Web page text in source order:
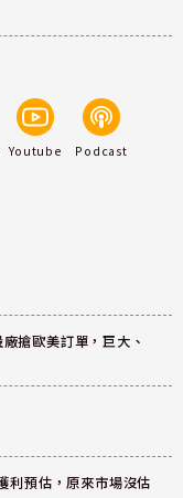
Youtube Podcast
搶歐美訂單，巨大、
利預估，原來市場沒估